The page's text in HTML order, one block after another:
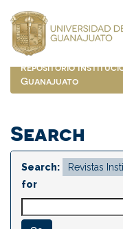
navigation
Repositorio
Guanajuato
Search
Search:
for